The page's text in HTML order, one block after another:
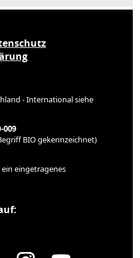
- International siehe
009
BIO gekennzeichnet)
eingetragenes